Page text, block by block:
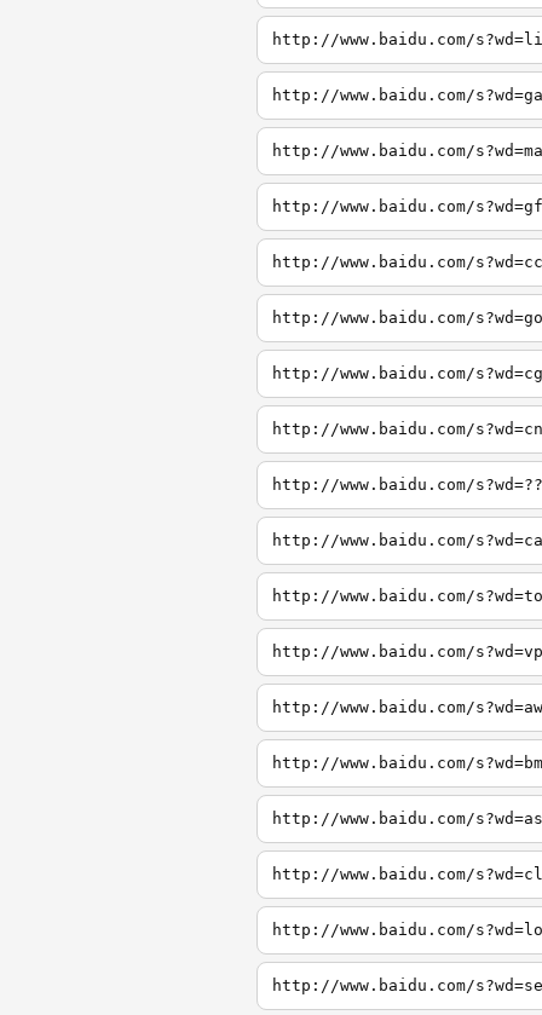
http://www.baidu.com/
http://www.baidu.com/
http://www.baidu.com/
http://www.baidu.com/
http://www.baidu.com/
http://www.baidu.com/
http://www.baidu.com/
http://www.baidu.com/
http://www.baidu.com/
http://www.baidu.com/
http://www.baidu.com/
http://www.baidu.com/
http://www.baidu.com/
http://www.baidu.com/
http://www.baidu.com/
http://www.baidu.com/
http://www.baidu.com/
http://www.baidu.com/